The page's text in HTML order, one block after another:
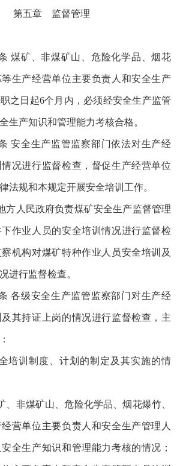
第五章 监督管理
煤矿、非煤矿山、危险化学品、烟花
生产经营单位主要负责人和安全生产
之日起6个月内，必须经安全生产监管
生产知识和管理能力考核合格。
安全生产监管监察部门依法对生产经
况进行监督检查，督促生产经营单位
法规和本规定开展安全培训工作。
方人民政府负责煤矿安全生产监督管理
作业人员的安全培训情况进行监督检
机构对煤矿特种作业人员安全培训及
进行监督检查。
各级安全生产监管监察部门对生产经
其持证上岗的情况进行监督检查，主
全培训制度、计划的制定及其实施的情
、非煤矿山、危险化学品、烟花爆竹、
营单位主要负责人和安全生产管理人
全生产知识和管理能力考核的情况；